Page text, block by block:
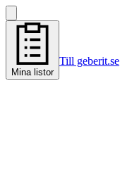
Mina listor
Till geberit.se